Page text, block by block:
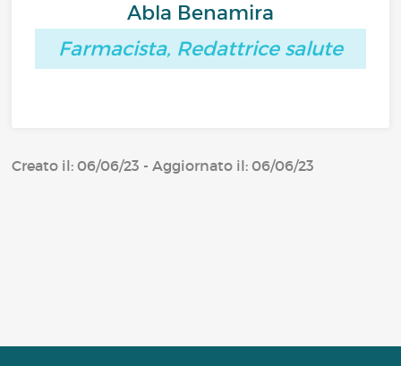
Abla Benamira
Farmacista, Redattrice salute
Creato il: 06/06/23 - Aggiornato il: 06/06/23